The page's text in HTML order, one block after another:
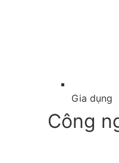
Gia dụng
Công